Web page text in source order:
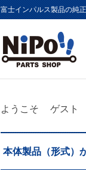
富士インパルス製品の純
ようこそ ゲスト
本体製品（形式）